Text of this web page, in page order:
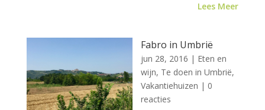
Lees Meer
Fabro in Umbrië
jun 28, 2016 | Eten en
wijn, Te doen in Umbrië,
Vakantiehuizen | 0
reacties